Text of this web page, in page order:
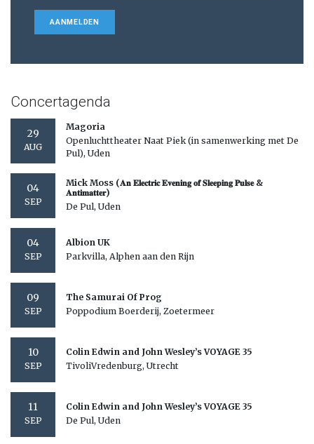
AANMELDEN
Concertagenda
29
AUG
Magoria
Openluchttheater Naat Piek (in samenwerking met De
Pul), Uden
04
SEP
Mick Moss (𝐀𝐧 𝐄𝐥𝐞𝐜𝐭𝐫𝐢𝐜 𝐄𝐯𝐞𝐧𝐢𝐧𝐠 𝐨𝐟 𝐒𝐥𝐞𝐞𝐩𝐢𝐧𝐠 𝐏𝐮𝐥𝐬𝐞 &
𝐀𝐧𝐭𝐢𝐦𝐚𝐭𝐭𝐞𝐫)
De Pul, Uden
04
SEP
Albion UK
Parkvilla, Alphen aan den Rijn
09
SEP
The Samurai Of Prog
Poppodium Boerderij, Zoetermeer
10
SEP
Colin Edwin and John Wesley’s VOYAGE 35
TivoliVredenburg, Utrecht
11
SEP
Colin Edwin and John Wesley’s VOYAGE 35
De Pul, Uden